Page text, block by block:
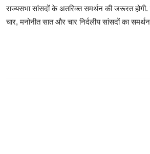
राज्यसभा सांसदों के अतरिक्त समर्थन की जरूरत
चार, मनोनीत सात और चार निर्दलीय सांसदों का